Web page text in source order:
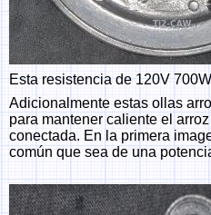
Esta resistencia de 120V
Adicionalmente estas ollas
para mantener caliente el
conectada. En la primera
común que sea de una